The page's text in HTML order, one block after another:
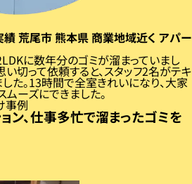
績荒尾市熊本県 商業地域近く アパー
に数年分のゴミが溜まっていまし
い切って依頼すると、スタッフ2名がテキ
た。13時間で全室きれいになり、大家
ーズにできました。
事例
ン、仕事多忙で溜まったゴミを